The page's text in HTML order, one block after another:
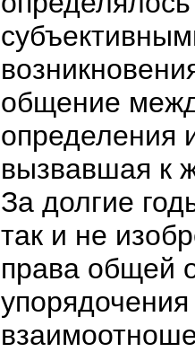
общение
определения
вызвавшая к
За долгие
так и не
права общей